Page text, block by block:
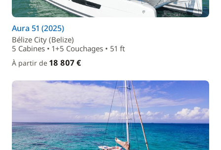
Aura 51 (2025)
Bélize City (Belize)
5 Cabines • 1+5 Couchages • 51 ft
À partir de 18 807 €